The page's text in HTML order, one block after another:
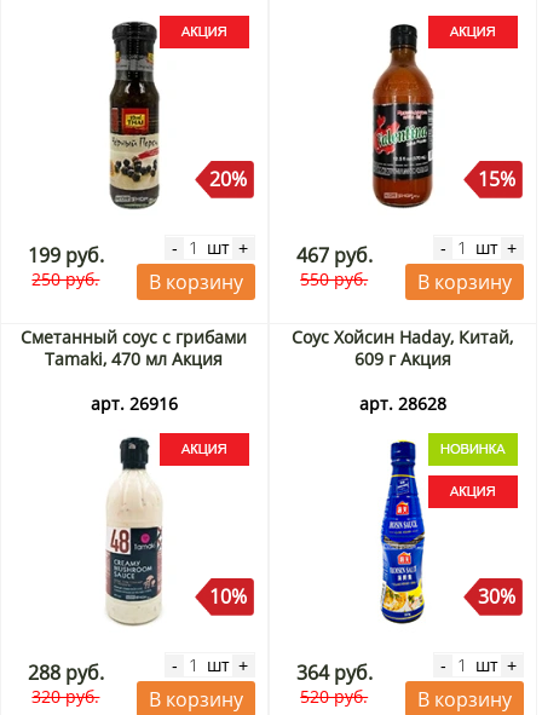
20%
199 руб.
250 руб.
- шт +
В корзину
370 мл Акция
15%
467 руб.
550 руб.
- шт +
В корзину
Сметанный соус с грибами
Tamaki, 470 мл Акция
арт. 26916
10%
288 руб.
320 руб.
- шт +
В корзину
Соус Хойсин Haday, Китай,
609 г Акция
арт. 28628
30%
364 руб.
520 руб.
- шт +
В корзину